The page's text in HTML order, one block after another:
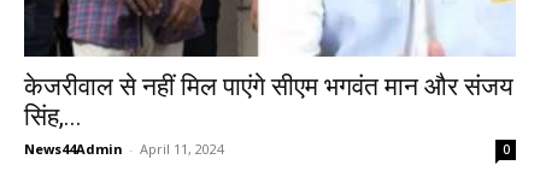
केजरीवाल से नहीं मिल पाएंगे सीएम भगवंत मान और संजय
सिंह,...
News44Admin - April 11, 2024 0